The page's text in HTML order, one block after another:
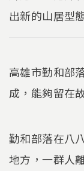
出新的山居型
高雄市勤和部
成，能夠留在
勤和部落在八
地方，一群人